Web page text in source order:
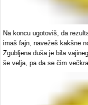
Na koncu ugotoviš, da
imaš fajn, navežeš kakšne
Zgubljena duša je bila
še velja, pa da se čim